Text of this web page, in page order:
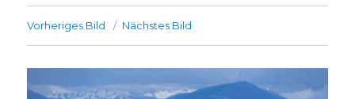
Vorheriges Bild Nächstes Bild